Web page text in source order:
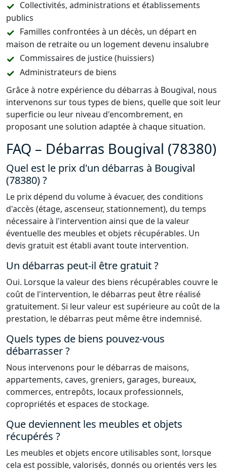
Collectivités, administrations et établissements
publics
Familles confrontées à un décès, un départ en
maison de retraite ou un logement devenu insalubre
Commissaires de justice (huissiers)
Administrateurs de biens
Grâce à notre expérience du débarras à Bougival, nous
intervenons sur tous types de biens, quelle que soit leur
superficie ou leur niveau d'encombrement, en
proposant une solution adaptée à chaque situation.
FAQ – Débarras Bougival (78380)
Quel est le prix d'un débarras à Bougival
(78380) ?
Le prix dépend du volume à évacuer, des conditions
d'accès (étage, ascenseur, stationnement), du temps
nécessaire à l'intervention ainsi que de la valeur
éventuelle des meubles et objets récupérables. Un
devis gratuit est établi avant toute intervention.
Un débarras peut-il être gratuit ?
Oui. Lorsque la valeur des biens récupérables couvre le
coût de l'intervention, le débarras peut être réalisé
gratuitement. Si leur valeur est supérieure au coût de la
prestation, le débarras peut même être indemnisé.
Quels types de biens pouvez-vous
débarrasser ?
Nous intervenons pour le débarras de maisons,
appartements, caves, greniers, garages, bureaux,
commerces, entrepôts, locaux professionnels,
copropriétés et espaces de stockage.
Que deviennent les meubles et objets
récupérés ?
Les meubles et objets encore utilisables sont, lorsque
cela est possible, valorisés, donnés ou orientés vers les